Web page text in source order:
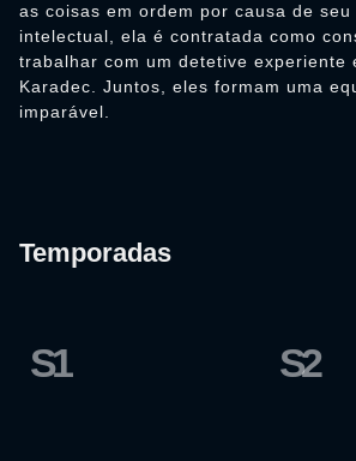
as coisas em ordem por causa de
intelectual, ela é contratada como
trabalhar com um detetive experiente
Karadec. Juntos, eles formam uma
imparável.
Temporadas
S1 S2